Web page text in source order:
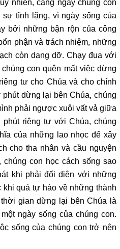
tĩnh lặng, vì ngày sống của
bởi những bận rộn của công
phận và trách nhiệm, những
còn dang dỡ. Chạy đua với
con quên mất việc dừng
tư cho Chúa và cho chính
dừng lại bên Chúa, chúng
phải ngược xuôi vất vả giữa
riêng tư với Chúa, chúng
của những lao nhọc để xây
cho tha nhân và cầu nguyện
con học cách sống sao
khi phải đối diện với những
quá tự hào về những thành
gian dừng lại bên Chúa là
ngày sống của chúng con.
sống của chúng con trở nên